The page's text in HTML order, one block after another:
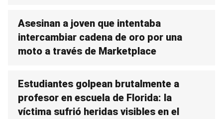
Asesinan a joven que intentaba
intercambiar cadena de oro por una
moto a través de Marketplace
Estudiantes golpean brutalmente a
profesor en escuela de Florida: la
víctima sufrió heridas visibles en el